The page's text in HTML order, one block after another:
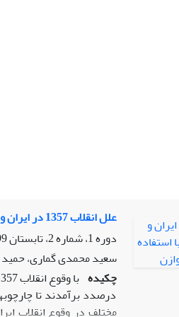
علل انقلاب 1357 در ایران و دستاوردهای چهل ساله؛ با استفاده از نظریه توسعه نامتوازن
دوره 1، شماره 2، تابستان 1399، صفحه
سعید محمدی گماری،
چکیده
درصدد برآمدند تا
مختلف در وقوع انقلاب